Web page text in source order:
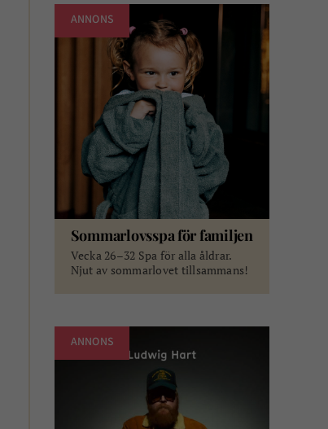
ANNONS
Sommarlovsspa för familjen
Vecka 26–32 Spa för alla åldrar.
Njut av sommarlovet tillsammans!
ANNONS